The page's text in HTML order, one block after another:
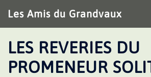
au
contenu
Les Amis du Grandvaux
LES REVERIES DU
PROMENEUR